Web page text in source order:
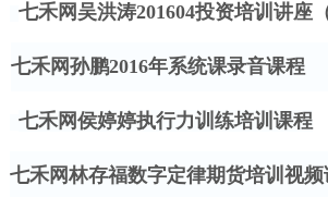
七禾网吴洪涛201604投资培训讲座
七禾网孙鹏2016年系统课录音课程
七禾网侯婷婷执行力训练培训课程
七禾网林存福数字定律期货培训视频